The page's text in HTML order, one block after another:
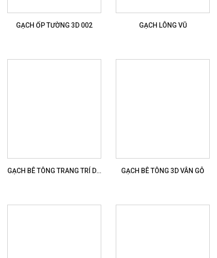
GẠCH ỐP TƯỜNG 3D 002 GẠCH LÔNG VŨ
GẠCH BÊ TÔNG TRANG TRÍ D051 GẠCH BÊ TÔNG 3D VÂN GỖ